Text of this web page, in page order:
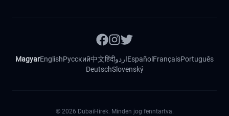
MagyarEnglishРусский中文हिंदीاردوEspañol FrançaisPortuguês
DeutschSlovenský
© 2026 DubaiHirek. Minden jog fenntartva.